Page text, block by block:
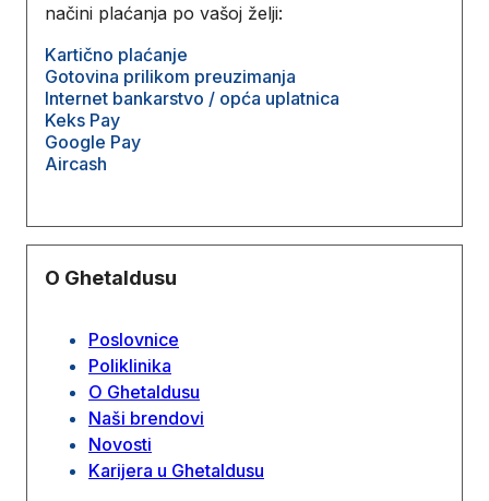
načini plaćanja po vašoj želji:
Kartično plaćanje
Gotovina prilikom preuzimanja
Internet bankarstvo / opća uplatnica
Keks Pay
Google Pay
Aircash
O Ghetaldusu
Poslovnice
Poliklinika
O Ghetaldusu
Naši brendovi
Novosti
Karijera u Ghetaldusu